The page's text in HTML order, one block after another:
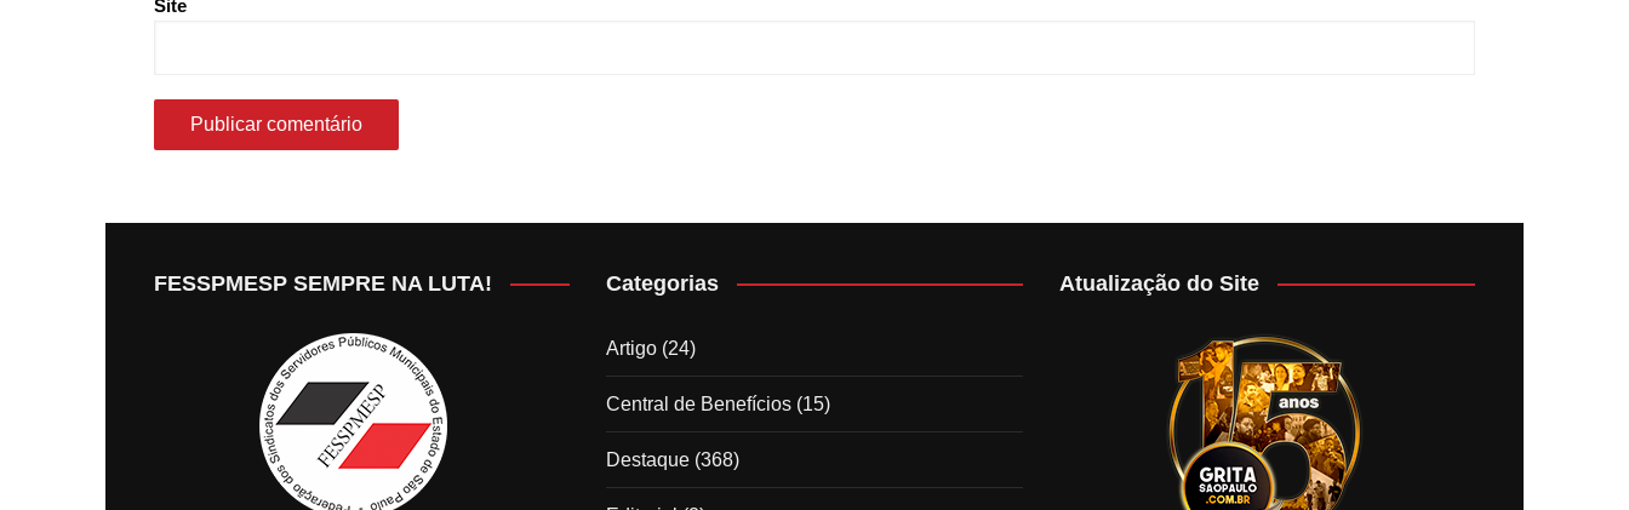
Site
FESSPMESP SEMPRE NA LUTA! Categorias
Artigo (24)
Central de Benefícios (15)
Destaque (368)
Atualização do Site